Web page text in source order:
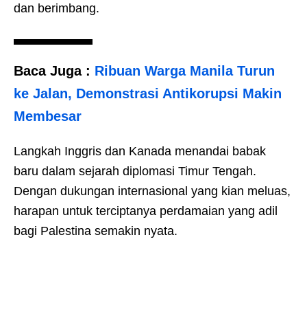
dan berimbang.
Baca Juga : Ribuan Warga Manila Turun
ke Jalan, Demonstrasi Antikorupsi Makin
Membesar
Langkah Inggris dan Kanada menandai babak
baru dalam sejarah diplomasi Timur Tengah.
Dengan dukungan internasional yang kian meluas,
harapan untuk terciptanya perdamaian yang adil
bagi Palestina semakin nyata.